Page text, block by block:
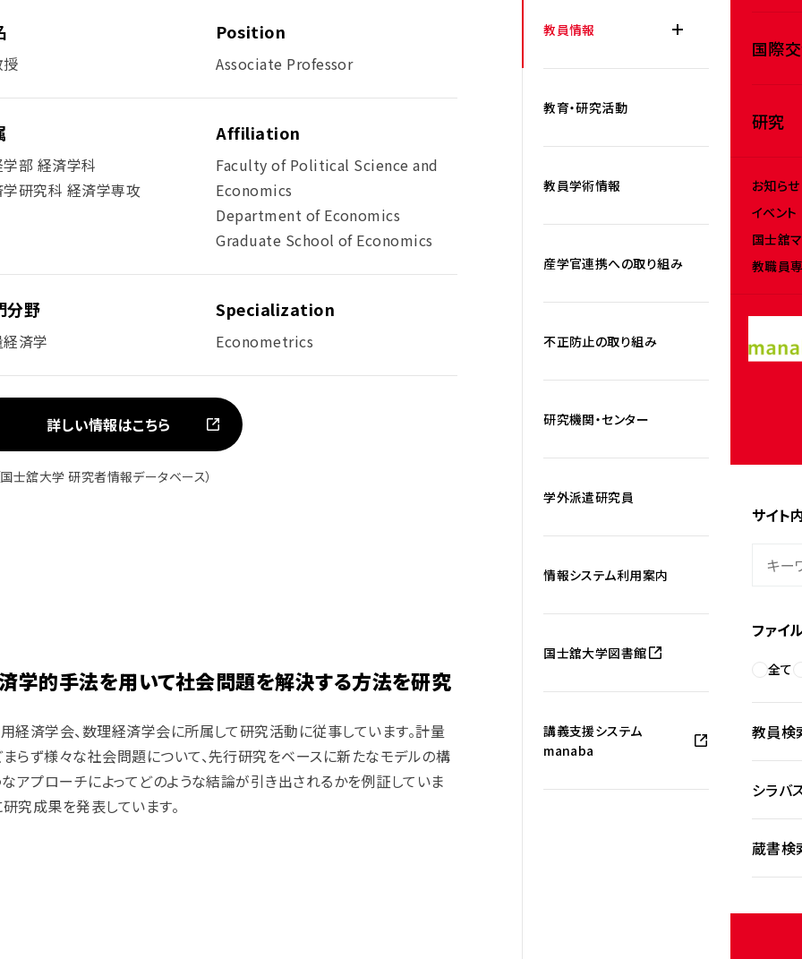
国際
研究
お知らせ
イベント
国士舘
教職員
サイト
ファイ
全て
教員検
シラバ
蔵書検
Position
Associate Professor
部 経済学科
研究科 経済学専攻
Affiliation
Faculty of Political Science and
Economics
Department of Economics
Graduate School of Economics
分野
済学
Specialization
Econometrics
詳しい情報はこちら
国士舘大学 研究者情報データベース）
学的手法を用いて社会問題を解決する方法を研究
経済学会、数理経済学会に所属して研究活動に従事しています。計量
らず様々な社会問題について、先行研究をベースに新たなモデルの構
アプローチによってどのような結論が引き出されるかを例証していま
究成果を発表しています。
教員情報
教育・研究活動
教員学術情報
産学官連携への取り組み
不正防止の取り組み
研究機関・センター
学外派遣研究員
情報システム利用案内
国士舘大学図書館
講義支援システム
manaba